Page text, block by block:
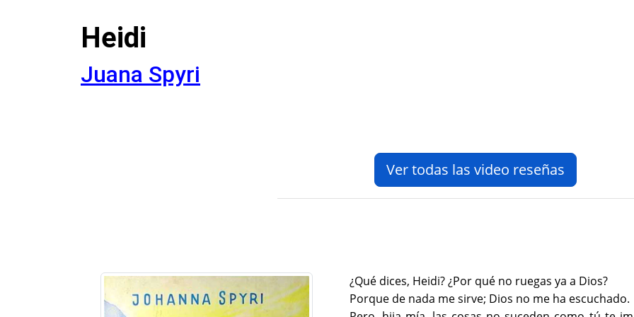
Heidi
Juana Spyri
Ver todas las video reseñas
¿Qué dices, Heidi? ¿Por qué no ruegas ya a Dios?
Porque de nada me sirve; Dios no me ha escuchado.